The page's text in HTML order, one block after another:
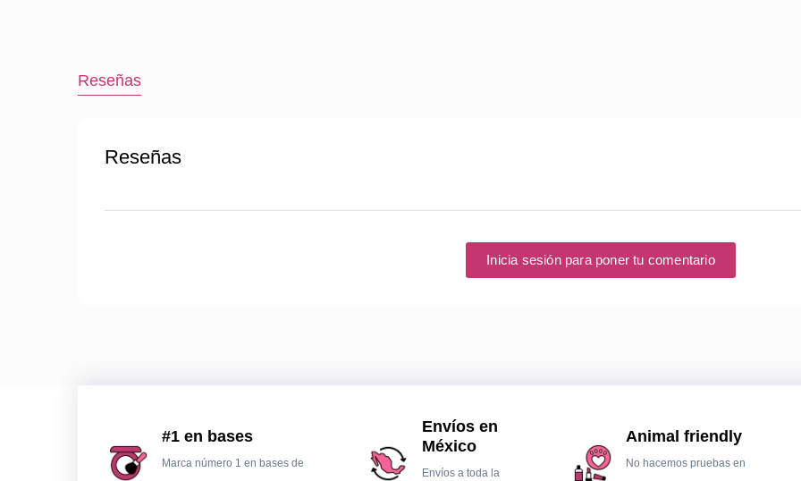
Reseñas
Reseñas
Inicia sesión para poner tu comentario
#1 en bases
Marca número 1 en bases de
Envíos en
México
Envíos a toda la
Animal friendly
No hacemos pruebas en